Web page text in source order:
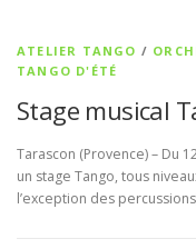
ATELIER TANGO /
TANGO D'ÉTÉ
Stage musical
Tarascon (Provence) – Du
un stage Tango, tous
l’exception des